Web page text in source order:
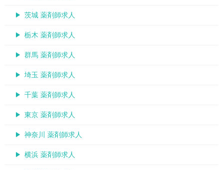
茨城 薬剤師求人
栃木 薬剤師求人
群馬 薬剤師求人
埼玉 薬剤師求人
千葉 薬剤師求人
東京 薬剤師求人
神奈川 薬剤師求人
横浜 薬剤師求人